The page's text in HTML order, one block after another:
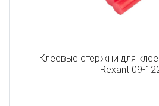
Клеевые стержни для
Rexant 09-